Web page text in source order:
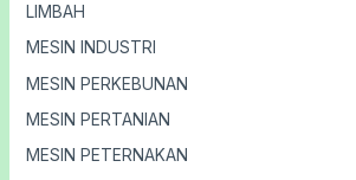
LIMBAH
MESIN INDUSTRI
MESIN PERKEBUNAN
MESIN PERTANIAN
MESIN PETERNAKAN